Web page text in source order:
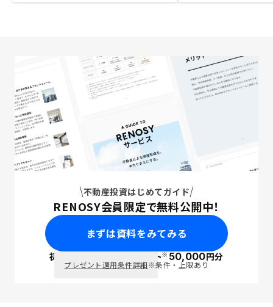
不動産投資はじめてガイド
RENOSY会員限定で無料公開中！
まずは資料をみてみる
初回面談で ポイント※50,000円分
プレゼント適用条件詳細※条件・上限あり